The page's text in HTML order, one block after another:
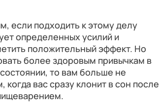
если подходить к этому делу
определенных усилий и
положительный эффект. Но
более здоровым привычкам в
то вам больше не
вас сразу клонит в сон после